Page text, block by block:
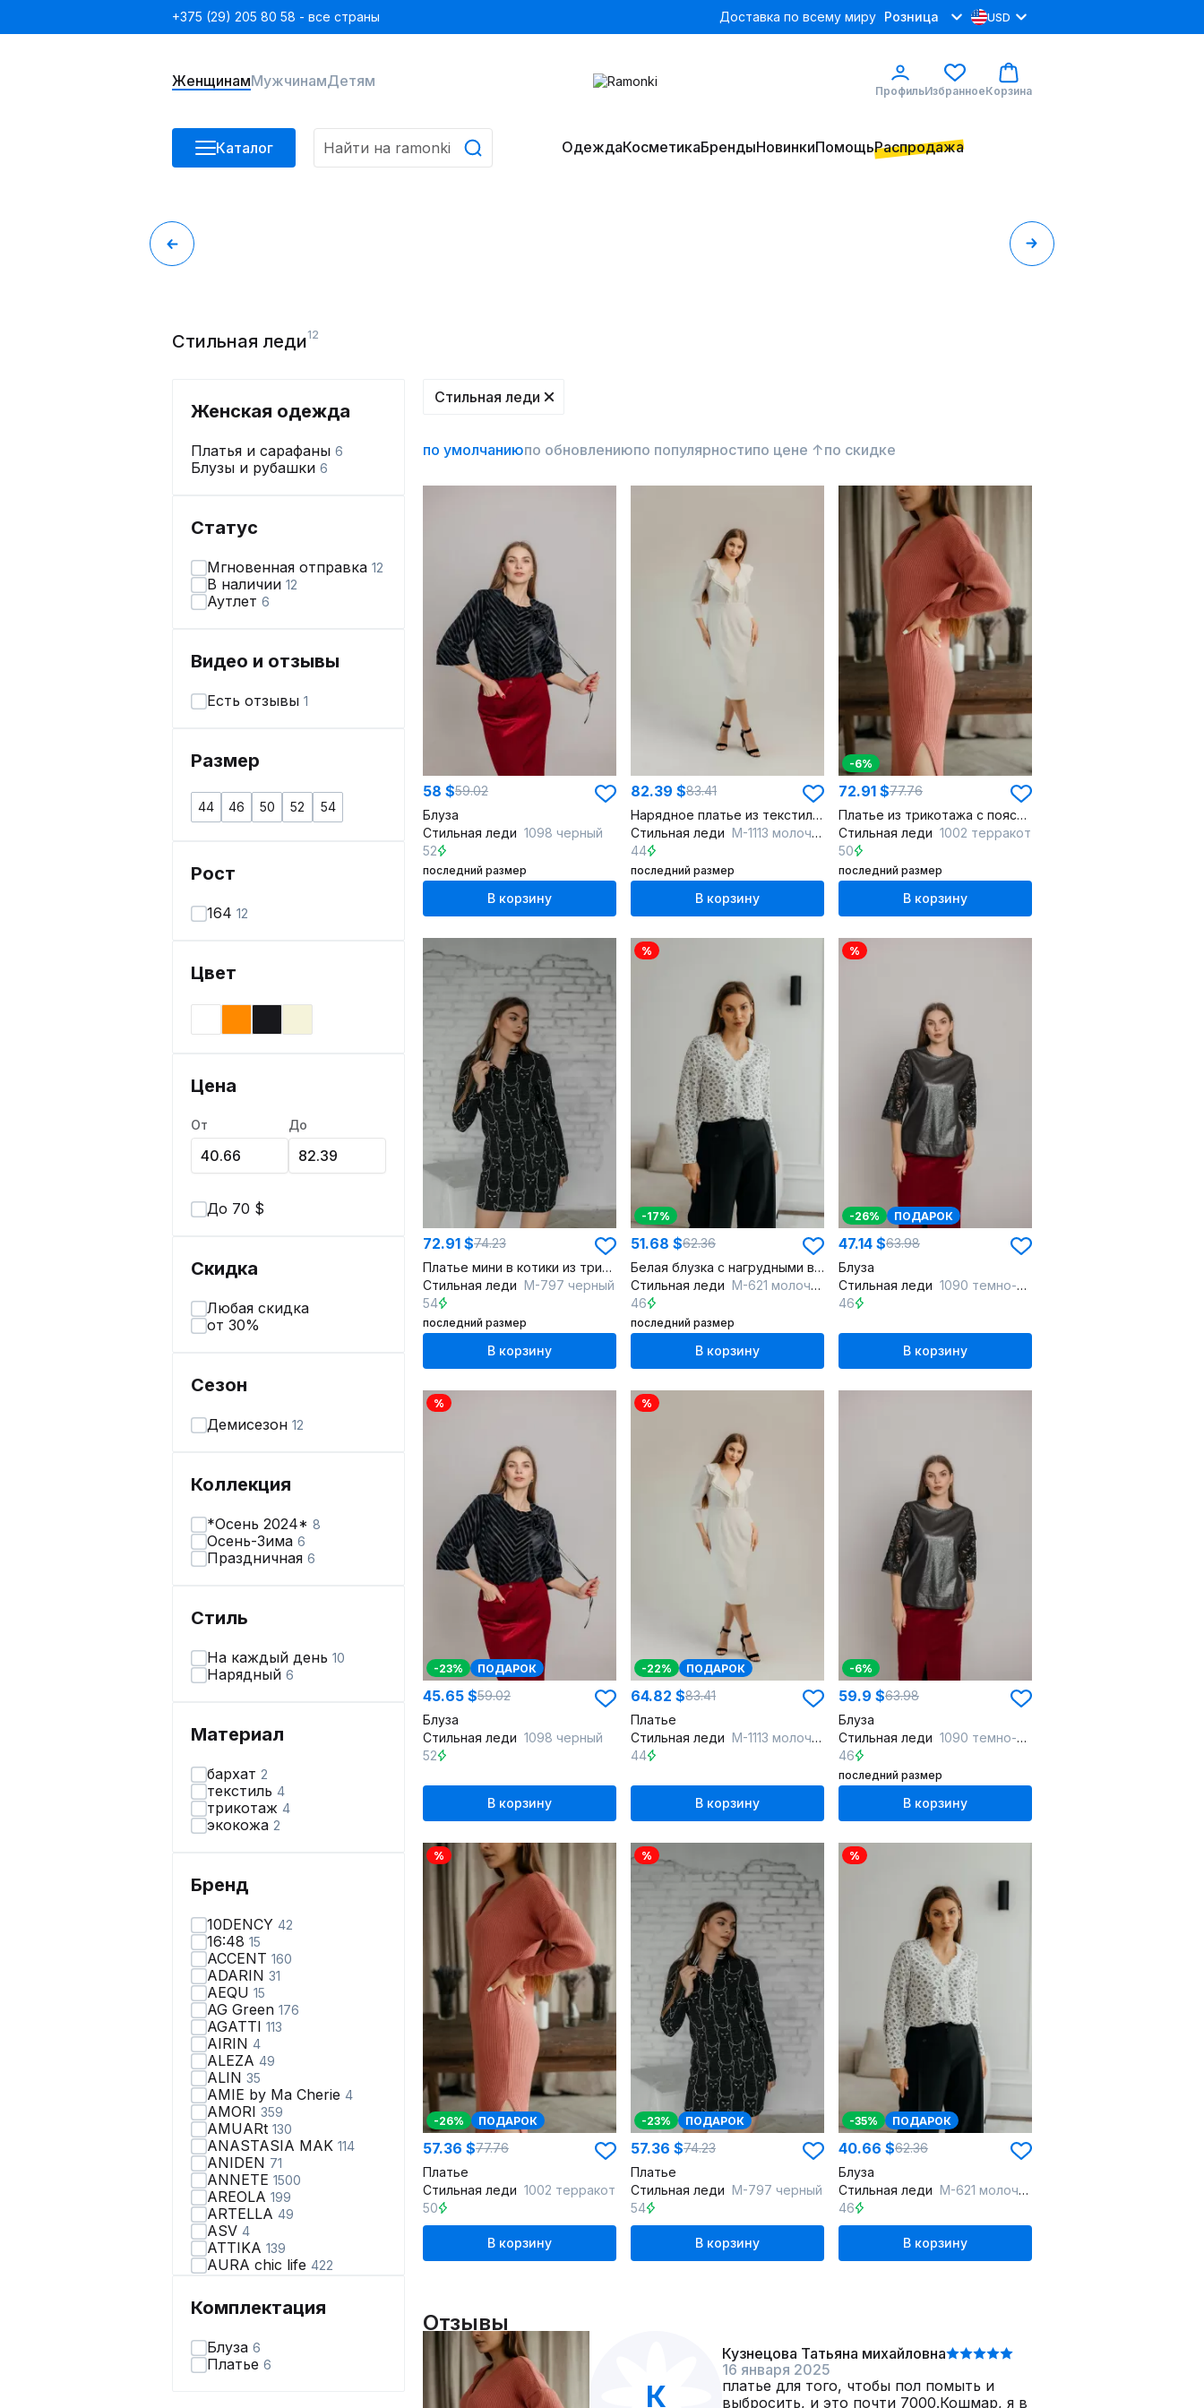
+375 (29) 205 80 58 - все страны Доставка по всему миру Розница USD
ЖенщинамМужчинамДетям
ПрофильИзбранноеКорзина
Каталог ОдеждаКосметикаБрендыНовинкиПомощьРаспродажа
Стильная леди12
Женская одежда
Платья и сарафаны 6
Блузы и рубашки 6
Статус
Мгновенная отправка 12
В наличии 12
Аутлет 6
Видео и отзывы
Есть отзывы 1
Размер
44 46 50 52 54
Рост
164 12
Цвет
Цена
От До
До 70 $
Скидка
Любая скидка
от 30%
Сезон
Демисезон 12
Коллекция
*Осень 2024* 8
Осень-Зима 6
Праздничная 6
Стиль
На каждый день 10
Нарядный 6
Материал
бархат 2
текстиль 4
трикотаж 4
экокожа 2
Бренд
10DENCY 42
16:48 15
ACCENT 160
ADARIN 31
AEQU 15
AG Green 176
AGATTI 113
AIRIN 4
ALEZA 49
ALIN 35
AMIE by Ma Сherie 4
AMORI 359
AMUARt 130
ANASTASIA MAK 114
ANIDEN 71
ANNETE 1500
AREOLA 199
ARTELLA 49
ASV 4
ATTIKA 139
AURA chic life 422
AVEEVA66
AXXA 67
Abbi110
Комплектация
Блуза 6
Платье 6
Стильная леди
по умолчаниюпо обновлениюпо популярностипо цене ↑по скидке
58 $59.02
Блуза
Стильная леди 1098 черный
52
последний размер
В корзину
82.39 $83.41
Нарядное платье из текстиля для торжественных мероприятий
Стильная леди М-1113 молочный
44
последний размер
В корзину
-6%
72.91 $77.76
Платье из трикотажа с поясом, V-образным вырезом и длинным рукавом
Стильная леди 1002 терракот
50
последний размер
В корзину
72.91 $74.23
Платье мини в котики из трикотажа с карманами и вырезом-стойкой
Стильная леди М-797 черный
54
последний размер
В корзину
%
-17%
51.68 $62.36
Белая блузка с нагрудными вытачками и длинным рукавом
Стильная леди М-621 молочный
46
последний размер
В корзину
%
-26% ПОДАРОК
47.14 $63.98
Блуза
Стильная леди 1090 темно-серый
46
В корзину
%
-23% ПОДАРОК
45.65 $59.02
Блуза
Стильная леди 1098 черный
52
В корзину
%
-22% ПОДАРОК
64.82 $83.41
Платье
Стильная леди М-1113 молочный
44
В корзину
-6%
59.9 $63.98
Блуза
Стильная леди 1090 темно-серый
46
последний размер
В корзину
%
-26% ПОДАРОК
57.36 $77.76
Платье
Стильная леди 1002 терракот
50
В корзину
%
-23% ПОДАРОК
57.36 $74.23
Платье
Стильная леди М-797 черный
54
В корзину
%
-35% ПОДАРОК
40.66 $62.36
Блуза
Стильная леди М-621 молочный
46
В корзину
Отзывы
К
Кузнецова Татьяна михайловна
16 января 2025
платье для того, чтобы пол помыть и
выбросить, и это почти 7000.Кошмар, я в